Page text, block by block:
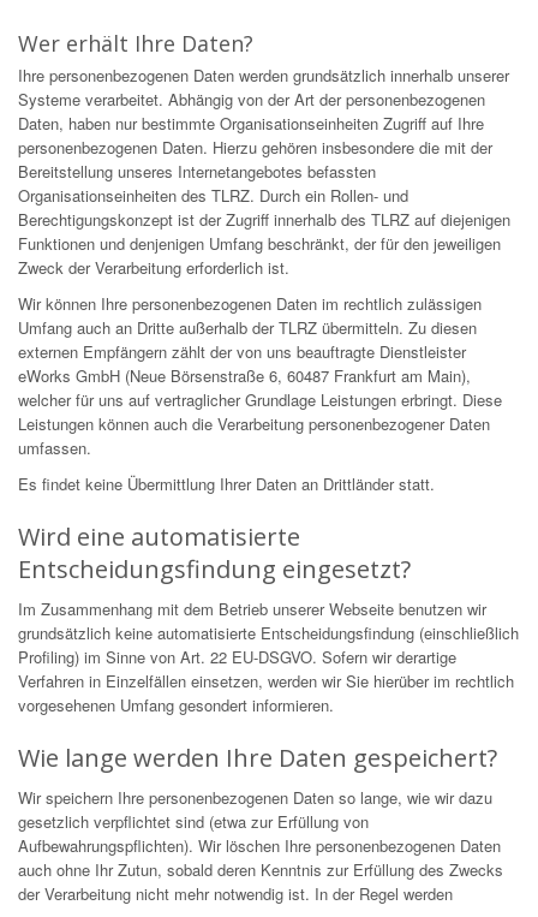
Wer erhält Ihre Daten?
Ihre personenbezogenen Daten werden grundsätzlich innerhalb unserer
Systeme verarbeitet. Abhängig von der Art der personenbezogenen
Daten, haben nur bestimmte Organisationseinheiten Zugriff auf Ihre
personenbezogenen Daten. Hierzu gehören insbesondere die mit der
Bereitstellung unseres Internetangebotes befassten
Organisationseinheiten des TLRZ. Durch ein Rollen- und
Berechtigungskonzept ist der Zugriff innerhalb des TLRZ auf diejenigen
Funktionen und denjenigen Umfang beschränkt, der für den jeweiligen
Zweck der Verarbeitung erforderlich ist.
Wir können Ihre personenbezogenen Daten im rechtlich zulässigen
Umfang auch an Dritte außerhalb der TLRZ übermitteln. Zu diesen
externen Empfängern zählt der von uns beauftragte Dienstleister
eWorks GmbH (Neue Börsenstraße 6, 60487 Frankfurt am Main),
welcher für uns auf vertraglicher Grundlage Leistungen erbringt. Diese
Leistungen können auch die Verarbeitung personenbezogener Daten
umfassen.
Es findet keine Übermittlung Ihrer Daten an Drittländer statt.
Wird eine automatisierte
Entscheidungsfindung eingesetzt?
Im Zusammenhang mit dem Betrieb unserer Webseite benutzen wir
grundsätzlich keine automatisierte Entscheidungsfindung (einschließlich
Profiling) im Sinne von Art. 22 EU-DSGVO. Sofern wir derartige
Verfahren in Einzelfällen einsetzen, werden wir Sie hierüber im rechtlich
vorgesehenen Umfang gesondert informieren.
Wie lange werden Ihre Daten gespeichert?
Wir speichern Ihre personenbezogenen Daten so lange, wie wir dazu
gesetzlich verpflichtet sind (etwa zur Erfüllung von
Aufbewahrungspflichten). Wir löschen Ihre personenbezogenen Daten
auch ohne Ihr Zutun, sobald deren Kenntnis zur Erfüllung des Zwecks
der Verarbeitung nicht mehr notwendig ist. In der Regel werden